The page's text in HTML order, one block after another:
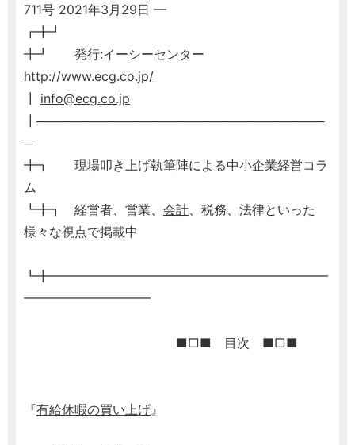
711号 2021年3月29日 ━
┏╋┛
╋┛ 発行:イーシーセンター
http://www.ecg.co.jp/
info@ecg.co.jp
┃─────────────────────────────────
─
╋┓ 現場叩き上げ執筆陣による中小企業経営コラ
ム
┗╋┓ 経営者、営業、 会計、税務、法律といった
様々な視点で掲載中
┗╋━━━━━━━━━━━━━━━━━━━━━━
━━━━━━━━━━
■□■ 目次 ■□■
『有給休暇の買い上げ』